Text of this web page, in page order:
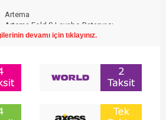
Artema
Artema Fold S Lavabo Bataryası
A42532
105 mm
90 mm
Standart
devamı için tıklayınız.